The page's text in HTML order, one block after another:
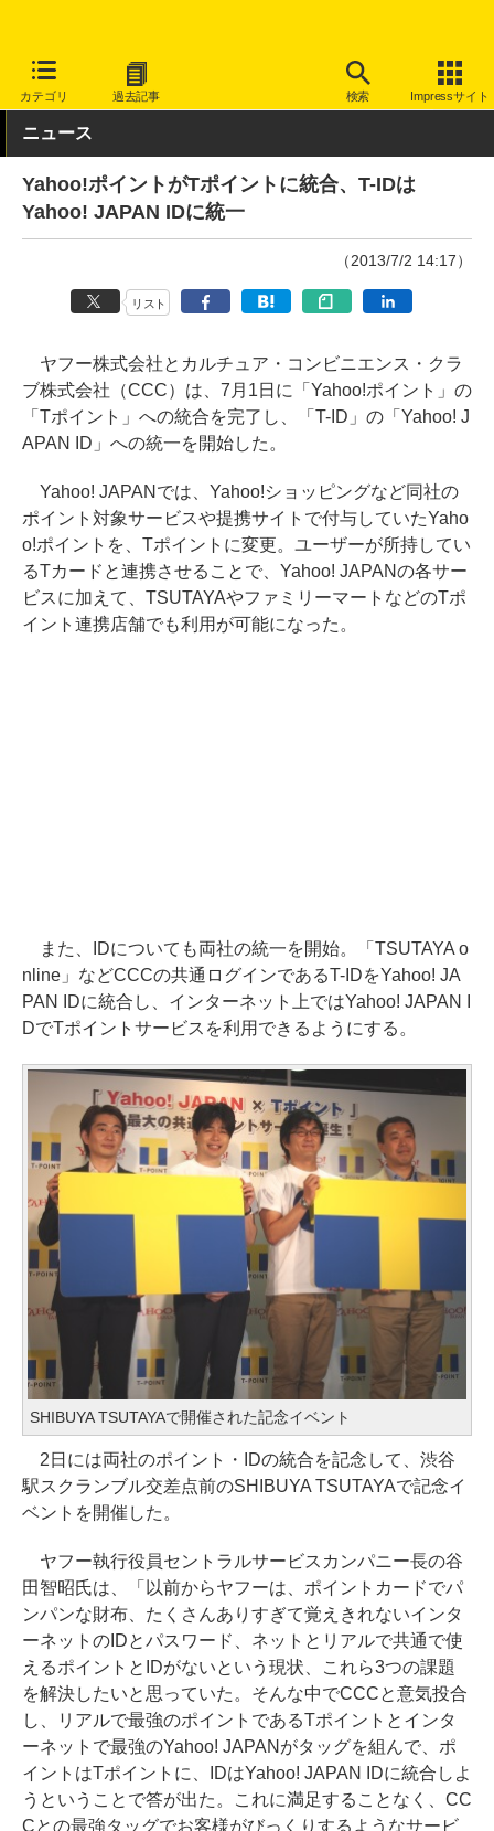
カテゴリ 過去記事 検索 Impressサイト
INTERNET Watch サービス/ソフト サービス その他
ニュース
Yahoo!ポイントがTポイントに統合、T-IDは
Yahoo! JAPAN IDに統一
（2013/7/2 14:17）
リスト
ヤフー株式会社とカルチュア・コンビニエンス・クラ
ブ株式会社（CCC）は、7月1日に「Yahoo!ポイント」の
「Tポイント」への統合を完了し、「T-ID」の「Yahoo! J
APAN ID」への統一を開始した。
Yahoo! JAPANでは、Yahoo!ショッピングなど同社の
ポイント対象サービスや提携サイトで付与していたYaho
o!ポイントを、Tポイントに変更。ユーザーが所持してい
るTカードと連携させることで、Yahoo! JAPANの各サー
ビスに加えて、TSUTAYAやファミリーマートなどのTポ
イント連携店舗でも利用が可能になった。
また、IDについても両社の統一を開始。「TSUTAYA o
nline」などCCCの共通ログインであるT-IDをYahoo! JA
PAN IDに統合し、インターネット上ではYahoo! JAPAN I
DでTポイントサービスを利用できるようにする。
SHIBUYA TSUTAYAで開催された記念イベント
2日には両社のポイント・IDの統合を記念して、渋谷
駅スクランブル交差点前のSHIBUYA TSUTAYAで記念イ
ベントを開催した。
ヤフー執行役員セントラルサービスカンパニー長の谷
田智昭氏は、「以前からヤフーは、ポイントカードでパ
ンパンな財布、たくさんありすぎて覚えきれないインタ
ーネットのIDとパスワード、ネットとリアルで共通で使
えるポイントとIDがないという現状、これら3つの課題
を解決したいと思っていた。そんな中でCCCと意気投合
し、リアルで最強のポイントであるTポイントとインタ
ーネットで最強のYahoo! JAPANがタッグを組んで、ポ
イントはTポイントに、IDはYahoo! JAPAN IDに統合しよ
うということで答が出た。これに満足することなく、CC
Cとの最強タッグでお客様がびっくりするようなサービ